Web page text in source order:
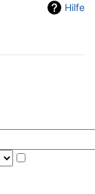
Hilfe